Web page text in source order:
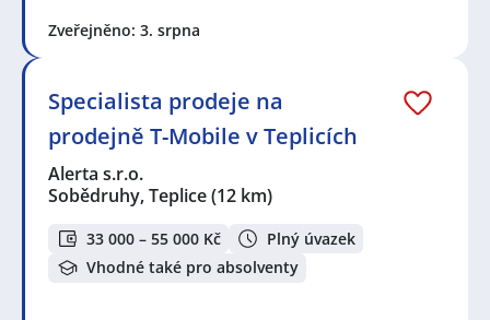
Zveřejněno: 3. srpna
Specialista prodeje na
prodejně T-Mobile v Teplicích
Alerta s.r.o.
Sobědruhy, Teplice(12 km)
33 000 – 55 000 Kč
Plný úvazek
Vhodné také pro absolventy